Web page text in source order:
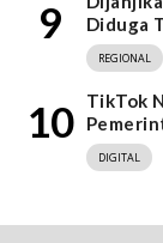
9
Diduga
REGIONAL
10
TikTok
DIGITAL